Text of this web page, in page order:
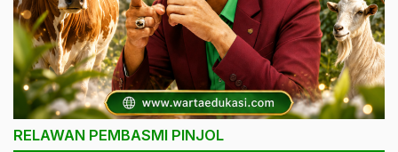
RELAWAN PEMBASMI PINJOL